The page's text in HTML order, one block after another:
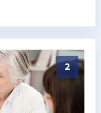
2
(Landkreis Main-